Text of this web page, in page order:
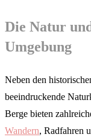
Die Natur
Umgebung
Neben den
beeindruckende
Berge bieten
Wandern, Radfahren